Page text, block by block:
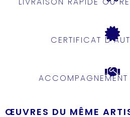
CERTIFICAT
ACCOMPAGNEMENT
ŒUVRES DU MÊME